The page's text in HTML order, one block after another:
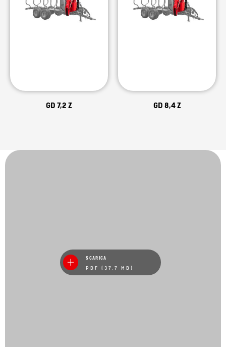
GD 7,2 Z GD 8,4 Z
SCARICA
PDF (37.7 MB)